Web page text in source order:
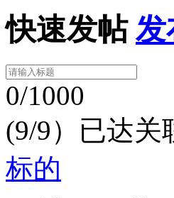
快速发帖 发
0/1000
(9/9）已达关
标的